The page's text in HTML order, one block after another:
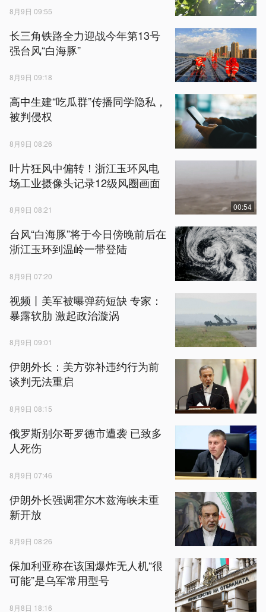
8月9日 09:55
长三角铁路全力迎战今年第13号
强台风“白海豚”
8月9日 09:18
高中生建“吃瓜群”传播同学隐私，
被判侵权
8月9日 08:26
叶片狂风中偏转！浙江玉环风电
场工业摄像头记录12级风圈画面
8月9日 08:21 00:54
台风“白海豚”将于今日傍晚前后在
浙江玉环到温岭一带登陆
8月9日 07:20
视频丨美军被曝弹药短缺 专家：
暴露软肋 激起政治漩涡
8月9日 09:01
伊朗外长：美方弥补违约行为前
谈判无法重启
8月9日 08:15
俄罗斯别尔哥罗德市遭袭 已致多
人死伤
8月9日 07:46
伊朗外长强调霍尔木兹海峡未重
新开放
8月9日 08:26
保加利亚称在该国爆炸无人机“很
可能”是乌军常用型号
8月8日 18:16